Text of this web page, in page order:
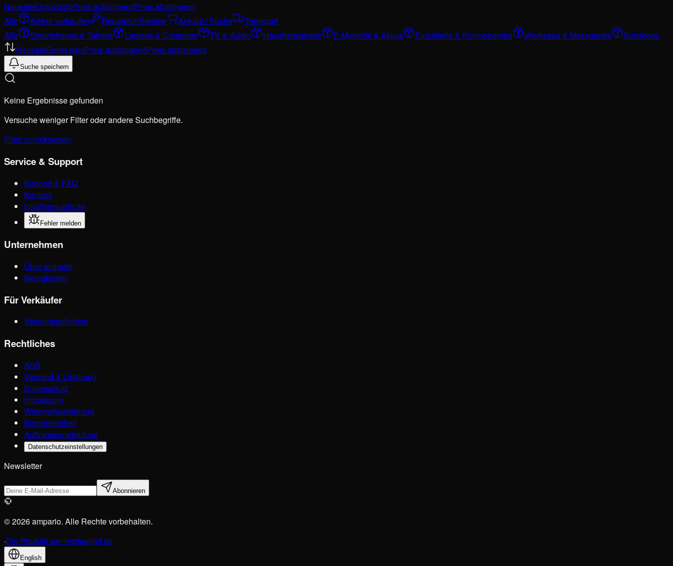
NeuesteEndet baldPreis aufsteigendPreis absteigend
Alle
Artikel verkaufen Reparatur-Service Ankauf / Suche
Transport
Alle
Smartphones & Tablets Laptops & Computer TV & Audio Haushaltsgeräte E-Mobilität & Akkus Einzelteile & Komponenten Werkzeug & Messgeräte
Sonstiges
NeuesteEndet baldPreis aufsteigendPreis absteigend
Suche speichern
Keine Ergebnisse gefunden
Versuche weniger Filter oder andere Suchbegriffe.
Filter zurücksetzen
Service & Support
Support & FAQ
Kontakt
info@ampario.de
Fehler melden
Unternehmen
Über ampario
Neuigkeiten
Für Verkäufer
Verkäuferpflichten
Rechtliches
AGB
Versand & Lieferung
Datenschutz
Impressum
Widerrufsbelehrung
Barrierefreiheit
Auftragsverarbeitung
Datenschutzeinstellungen
Newsletter
Abonnieren
© 2026 ampario. Alle Rechte vorbehalten.
·Ein Produkt von michaelgrf.de
English